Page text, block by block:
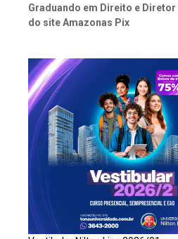
Graduando em Direito e
do site Amazonas Pix